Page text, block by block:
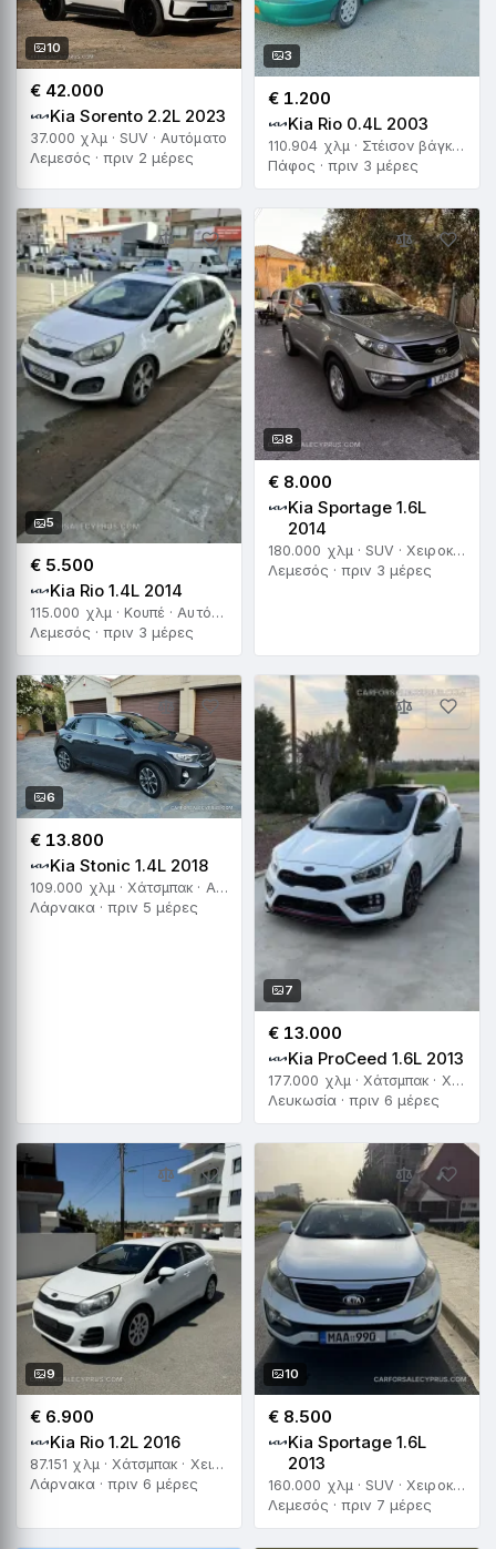
10
€ 42.000
Kia Sorento 2.2L 2023
37.000 χλμ · SUV · Αυτόματο
Λεμεσός · πριν 2 μέρες
3
€ 1.200
Kia Rio 0.4L 2003
110.904 χλμ · Στέισον βάγκον · Χειροκίνητο
Πάφος · πριν 3 μέρες
5
€ 5.500
Kia Rio 1.4L 2014
115.000 χλμ · Κουπέ · Αυτόματο
Λεμεσός · πριν 3 μέρες
8
€ 8.000
Kia Sportage 1.6L
2014
180.000 χλμ · SUV · Χειροκίνητο
Λεμεσός · πριν 3 μέρες
6
€ 13.800
Kia Stonic 1.4L 2018
109.000 χλμ · Χάτσμπακ · Αυτόματο
Λάρνακα · πριν 5 μέρες
7
€ 13.000
Kia ProCeed 1.6L 2013
177.000 χλμ · Χάτσμπακ · Χειροκίνητο
Λευκωσία · πριν 6 μέρες
9
€ 6.900
Kia Rio 1.2L 2016
87.151 χλμ · Χάτσμπακ · Χειροκίνητο
Λάρνακα · πριν 6 μέρες
10
€ 8.500
Kia Sportage 1.6L
2013
160.000 χλμ · SUV · Χειροκίνητο
Λεμεσός · πριν 7 μέρες